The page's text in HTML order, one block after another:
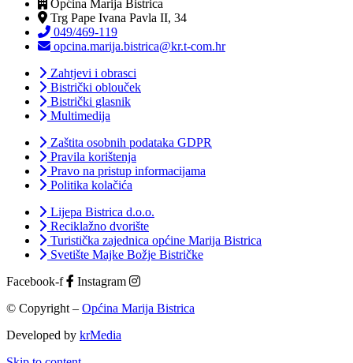
Općina Marija Bistrica
Trg Pape Ivana Pavla II, 34
049/469-119
opcina.marija.bistrica@kr.t-com.hr
Zahtjevi i obrasci
Bistrički oblouček
Bistrički glasnik
Multimedija
Zaštita osobnih podataka GDPR
Pravila korištenja
Pravo na pristup informacijama
Politika kolačića
Lijepa Bistrica d.o.o.
Reciklažno dvorište
Turistička zajednica općine Marija Bistrica
Svetište Majke Božje Bistričke
Facebook-f
Instagram
© Copyright – Općina Marija Bistrica
Developed by krMedia